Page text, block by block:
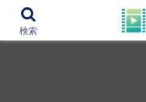
12000作品を紹介
検索